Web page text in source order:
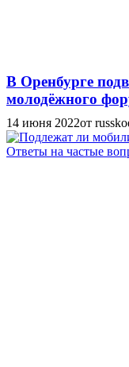
В Оренбурге
молодёжного
14 июня 2022от